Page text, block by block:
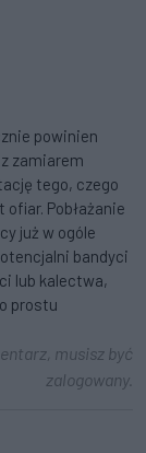
powinien
zamiarem
tego, czego
Pobłażanie
już w ogóle
bandyci
lub kalectwa,
prostu
musisz być
zalogowany.